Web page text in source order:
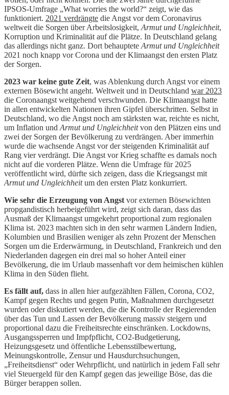
IPSOS-Umfrage „What worries the world?“ zeigt, wie das
funktioniert. 2021 verdrängte die Angst vor dem Coronavirus
weltweit die Sorgen über Arbeitslosigkeit, Armut und Ungleichheit,
Korruption und Kriminalität auf die Plätze. In Deutschland gelang
das allerdings nicht ganz. Dort behauptete Armut und Ungleichheit
2021 noch knapp vor Corona und der Klimaangst den ersten Platz
der Sorgen.
2023 war keine gute Zeit, was Ablenkung durch Angst vor einem
externen Bösewicht angeht. Weltweit und in Deutschland war 2023
die Coronaangst weitgehend verschwunden. Die Klimaangst hatte
in allen entwickelten Nationen ihren Gipfel überschritten. Selbst in
Deutschland, wo die Angst noch am stärksten war, reichte es nicht,
um Inflation und Armut und Ungleichheitvon den Plätzen eins und
zwei der Sorgen der Bevölkerung zu verdrängen. Aber immerhin
wurde die wachsende Angst vor der steigenden Kriminalität auf
Rang vier verdrängt. Die Angst vor Krieg schaffte es damals noch
nicht auf die vorderen Plätze. Wenn die Umfrage für 2025
veröffentlicht wird, dürfte sich zeigen, dass die Kriegsangst mit
Armut und Ungleichheitum den ersten Platz konkurriert.
Wie sehr die Erzeugung von Angst vor externen Bösewichten
propgandistisch herbeigeführt wird, zeigt sich daran, dass das
Ausmaß der Klimaangst umgekehrt proportional zum regionalen
Klima ist. 2023 machten sich in den sehr warmen Ländern Indien,
Kolumbien und Brasilien weniger als zehn Prozent der Menschen
Sorgen um die Erderwärmung, in Deutschland, Frankreich und den
Niederlanden dagegen ein drei mal so hoher Anteil einer
Bevölkerung, die im Urlaub massenhaft vor dem heimischen kühlen
Klima in den Süden flieht.
Es fällt auf, dass in allen hier aufgezählten Fällen, Corona, CO2,
Kampf gegen Rechts und gegen Putin, Maßnahmen durchgesetzt
wurden oder diskutiert werden, die die Kontrolle der Regierenden
über das Tun und Lassen der Bevölkerung massiv steigern und
proportional dazu die Freiheitsrechte einschränken. Lockdowns,
Ausgangssperren und Impfpflicht, CO2-Budgetierung,
Heizungsgesetz und öffentliche Lebensstilbewertung,
Meinungskontrolle, Zensur und Hausdurchsuchungen,
„Freiheitsdienst“ oder Wehrpflicht, und natürlich in jedem Fall sehr
viel Steuergeld für den Kampf gegen das jeweilige Böse, das die
Bürger berappen sollen.